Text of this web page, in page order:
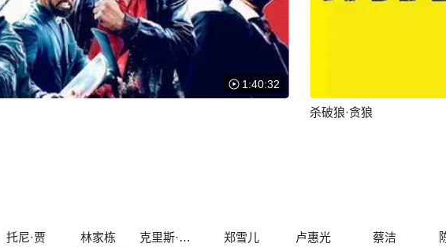
1:40:32
杀破狼·贪狼
托尼·贾 林家栋 克里斯·柯林斯 郑雪儿 卢惠光 蔡洁